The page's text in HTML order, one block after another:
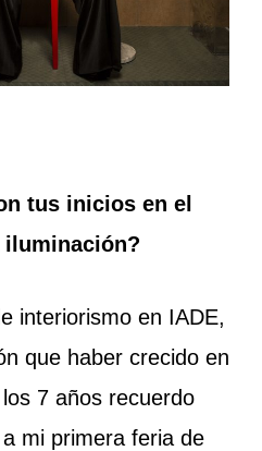
tus inicios en el
iluminación?
interiorismo en IADE,
que haber crecido en
7 años recuerdo
mi primera feria de